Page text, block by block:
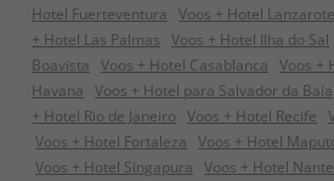
Hotel Fuerteventura Voos + Hotel Lanzarote
+ Hotel Las Palmas Voos + Hotel Ilha do Sal
Boavista Voos + Hotel Casablanca Voos +
Havana Voos + Hotel para Salvador da Baía
+ Hotel Rio de Janeiro Voos + Hotel Recife
Voos + Hotel Fortaleza Voos + Hotel
Voos + Hotel Singapura Voos + Hotel